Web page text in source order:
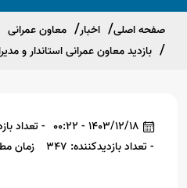
صفحه اصلی اخبار
معاون عمرانی
بازدید معاون عمرانی استاندار و
1403/12/18 - 00:22
- تعداد
- تعداد بازدیدکننده: 347
زمان